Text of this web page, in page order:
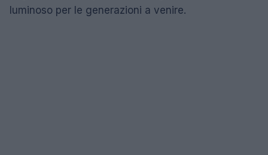
luminoso per le generazioni a venire.